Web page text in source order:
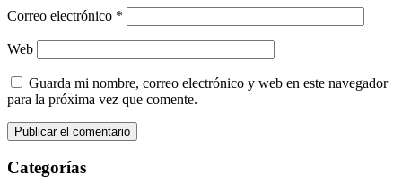
Correo electrónico *
Web
Guarda mi nombre, correo electrónico y web en este navegador
para la próxima vez que comente.
Categorías